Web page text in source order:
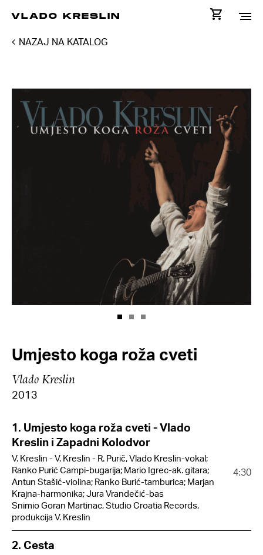
VLADO KRESLIN
NAZAJ NA KATALOG
Umjesto koga roža cveti
Vlado Kreslin
2013
1. Umjesto koga roža cveti - Vlado
Kreslin i Zapadni Kolodvor
V. Kreslin - V. Kreslin - R. Purič, Vlado Kreslin-vokal;
Ranko Purić Campi-bugarija; Mario Igrec-ak. gitara;
Antun Stašić-violina; Ranko Burić-tamburica; Marjan
Krajna-harmonika; Jura Vrandečić-bas
Snimio Goran Martinac, Studio Croatia Records,
produkcija V. Kreslin
4:30
2. Cesta